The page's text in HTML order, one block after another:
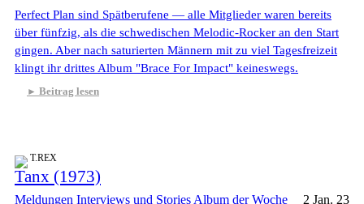
Perfect Plan sind Spätberufene — alle Mitglieder waren bereits
über fünfzig, als die schwedischen Melodic-Rocker an den Start
gingen. Aber nach saturierten Männern mit zu viel Tagesfreizeit
klingt ihr drittes Album "Brace For Impact" keineswegs.
Beitrag lesen
T.REX
Tanx (1973)
Meldungen Interviews und Stories Album der Woche 2 Jan. 23